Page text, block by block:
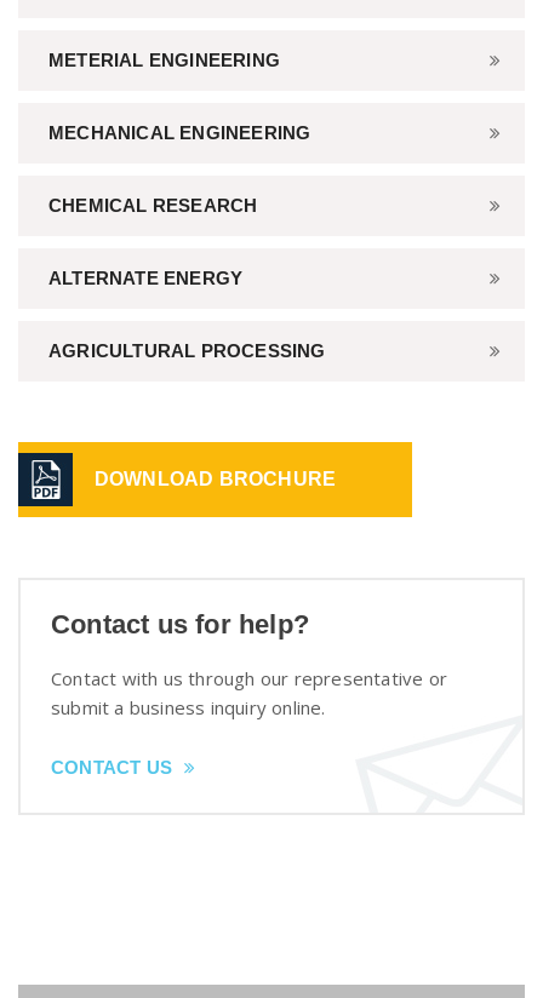
METERIAL ENGINEERING
MECHANICAL ENGINEERING
CHEMICAL RESEARCH
ALTERNATE ENERGY
AGRICULTURAL PROCESSING
DOWNLOAD BROCHURE
Contact us for help?
Contact with us through our representative or
submit a business inquiry online.
CONTACT US